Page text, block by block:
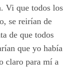
Vi que todos los
se reirían de
de que todos
que yo había
claro para mí a